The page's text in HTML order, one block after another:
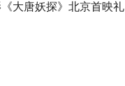
大唐妖探》北京首映礼